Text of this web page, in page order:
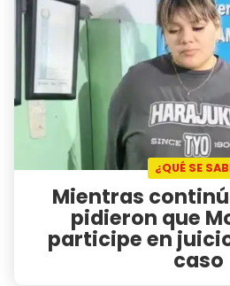
¿QUÉ SE
Mientras
pidieron que
participe en
caso